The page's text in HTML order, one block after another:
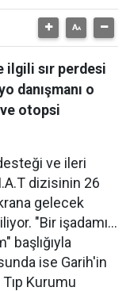
ilgili sır perdesi
danışmanı o
ve otopsi
ve ileri
dizisinin 26
gelecek
"Bir işadamı...
başlığıyla
ise Garih'in
Kurumu